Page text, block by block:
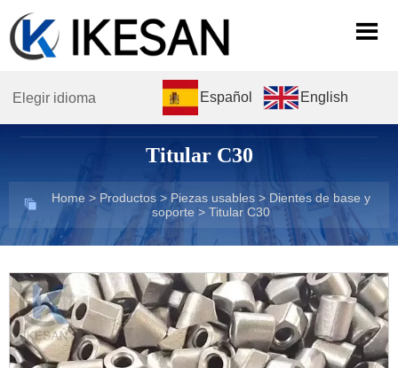

Elegir idioma Español English
Titular C30
 Home> Productos> Piezas usables> Dientes de base y
soporte > Titular C30